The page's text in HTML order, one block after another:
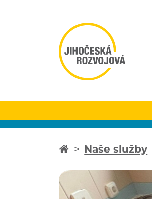
Naše služby